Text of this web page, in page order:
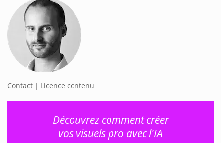
Contact | Licence contenu
Découvrez comment créer
vos visuels pro avec l'IA